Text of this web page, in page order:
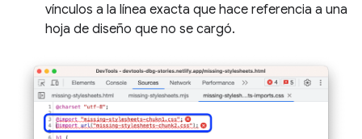
vínculos a la línea exacta que hace referencia a una
hoja de diseño que no se cargó.